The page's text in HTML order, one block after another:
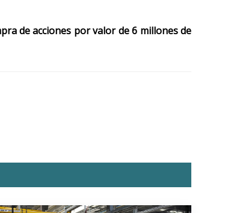
de acciones por valor de 6 millones de